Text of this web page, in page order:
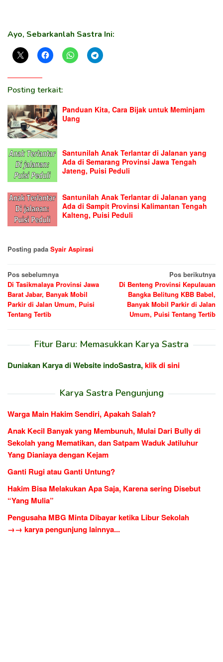
Ayo, Sebarkanlah Sastra Ini:
Posting terkait:
Panduan Kita, Cara Bijak untuk Meminjam
Uang
Santunilah Anak Terlantar di Jalanan yang
Ada di Semarang Provinsi Jawa Tengah
Jateng, Puisi Peduli
Santunilah Anak Terlantar di Jalanan yang
Ada di Sampit Provinsi Kalimantan Tengah
Kalteng, Puisi Peduli
Posting pada Syair Aspirasi
Navigasi
pos
Pos sebelumnya
Di Tasikmalaya Provinsi Jawa
Barat Jabar, Banyak Mobil
Parkir di Jalan Umum, Puisi
Tentang Tertib
Pos berikutnya
Di Benteng Provinsi Kepulauan
Bangka Belitung KBB Babel,
Banyak Mobil Parkir di Jalan
Umum, Puisi Tentang Tertib
Fitur Baru: Memasukkan Karya Sastra
Duniakan Karya di Website indoSastra,klik di sini
Karya Sastra Pengunjung
Warga Main Hakim Sendiri, Apakah Salah?
Anak Kecil Banyak yang Membunuh, Mulai Dari Bully di
Sekolah yang Mematikan, dan Satpam Waduk Jatiluhur
Yang Dianiaya dengan Kejam
Ganti Rugi atau Ganti Untung?
Hakim Bisa Melakukan Apa Saja, Karena sering Disebut
“Yang Mulia”
Pengusaha MBG Minta Dibayar ketika Libur Sekolah
→→ karya pengunjung lainnya...